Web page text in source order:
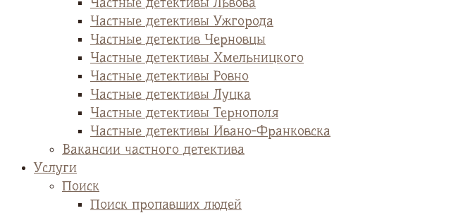
Частные детективы Ужгорода
Частные детектив Черновцы
Частные детективы Хмельницкого
Частные детективы Ровно
Частные детективы Луцка
Частные детективы Тернополя
Частные детективы Ивано-Франковска
Вакансии частного детектива
Услуги
Поиск
Поиск пропавших людей